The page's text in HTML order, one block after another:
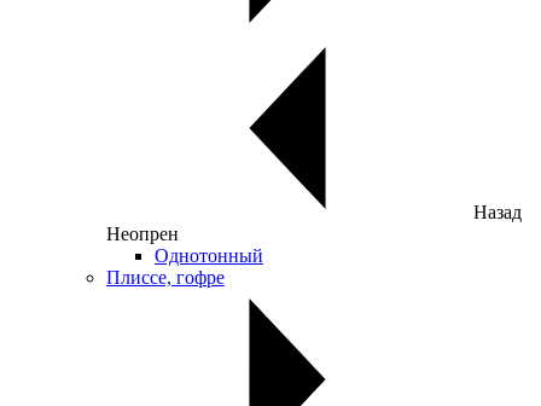
Назад
Неопрен
Однотонный
Плиссе, гофре